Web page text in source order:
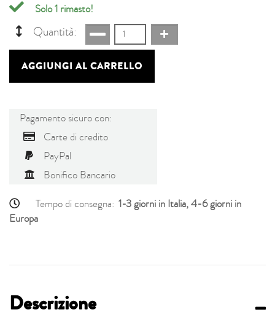
Solo 1 rimasto!
Quantità:
AGGIUNGI AL CARRELLO
Pagamento sicuro con:
Carte di credito
PayPal
Bonifico Bancario
Tempo di consegna: 1-3 giorni in Italia, 4-6 giorni in
Europa
Descrizione